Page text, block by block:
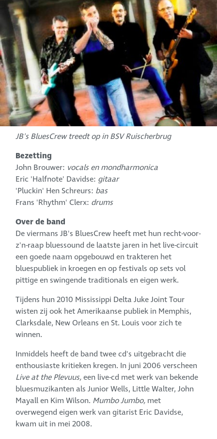
JB's BluesCrew treedt op in BSV Ruischerbrug
Bezetting
John Brouwer: vocals en mondharmonica
Eric 'Halfnote' Davidse: gitaar
'Pluckin' Hen Schreurs: bas
Frans 'Rhythm' Clerx: drums
Over de band
De viermans JB's BluesCrew heeft met hun recht-voor-
z'n-raap bluessound de laatste jaren in het live-circuit
een goede naam opgebouwd en trakteren het
bluespubliek in kroegen en op festivals op sets vol
pittige en swingende traditionals en eigen werk.
Tijdens hun 2010 Mississippi Delta Juke Joint Tour
wisten zij ook het Amerikaanse publiek in Memphis,
Clarksdale, New Orleans en St. Louis voor zich te
winnen.
Inmiddels heeft de band twee cd's uitgebracht die
enthousiaste kritieken kregen. In juni 2006 verscheen
Live at the Plevuus,een live-cd met werk van bekende
bluesmuzikanten als Junior Wells, Little Walter, John
Mayall en Kim Wilson. Mumbo Jumbo, met
overwegend eigen werk van gitarist Eric Davidse,
kwam uit in mei 2008.